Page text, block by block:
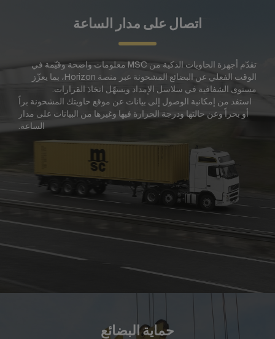
اتصال على مدار الساعة
تقدّم أجهزة الحاويات الذكية من MSC معلومات واضحة وقيّمة في
الوقت الفعلي عن البضائع المشحونة عبر منصة Horizon، بما يعزّز
مستوى الشفافية في سلاسل الإمداد ويسهّل اتخاذ القرارات.
استفد من إمكانية الوصول إلى بيانات عن موقع حاويتك المشحونة براً
أو بحراً وعن حالتها ودرجة الحرارة فيها وغيرها من البيانات على مدار
الساعة.
حماية البضائع